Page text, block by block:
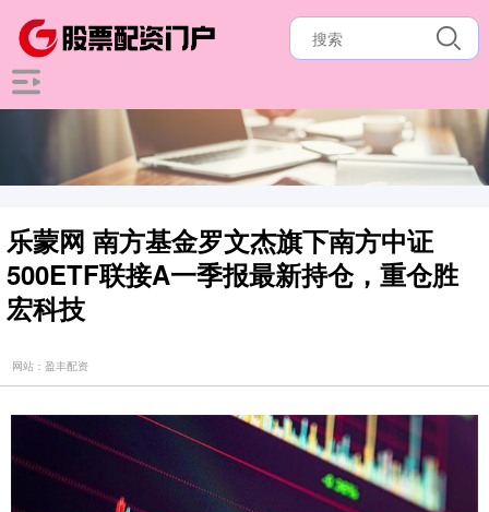
乐蒙网 南方基金罗文杰旗下南方中证
500ETF联接A一季报最新持仓，重仓胜
宏科技
网站：盈丰配资